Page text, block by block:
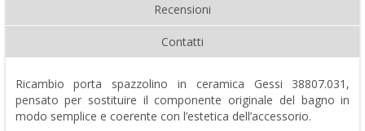
Recensioni
Contatti
Ricambio porta spazzolino in ceramica Gessi 38807.031,
pensato per sostituire il componente originale del bagno in
modo semplice e coerente con l’estetica dell’accessorio.